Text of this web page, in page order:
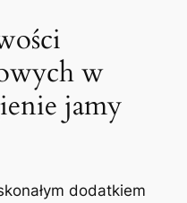
w
jamy
dodatkiem